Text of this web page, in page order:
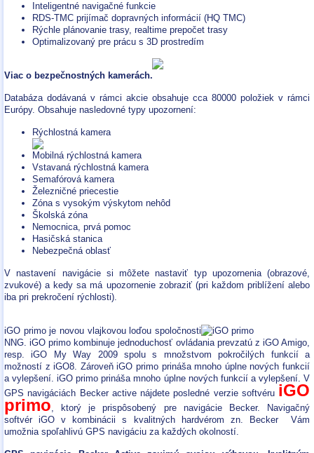
Inteligentné navigačné funkcie
RDS-TMC prijímač dopravných informácií (HQ TMC)
Rýchle plánovanie trasy, realtime prepočet trasy
Optimalizovaný pre prácu s 3D prostredím
Viac o bezpečnostných kamerách.
Databáza dodávaná v rámci akcie obsahuje cca 80000 položiek v rámci
Európy. Obsahuje nasledovné typy upozornení:
Rýchlostná kamera
Mobilná rýchlostná kamera
Vstavaná rýchlostná kamera
Semafórová kamera
Železničné priecestie
Zóna s vysokým výskytom nehôd
Školská zóna
Nemocnica, prvá pomoc
Hasičská stanica
Nebezpečná oblasť
V nastavení navigácie si môžete nastaviť typ upozornenia (obrazové,
zvukové) a kedy sa má upozornenie zobraziť (pri každom priblížení alebo
iba pri prekročení rýchlosti).
iGO primo je novou vlajkovou loďou spoločnosti
NNG. iGO primo kombinuje jednoduchosť ovládania prevzatú z iGO Amigo,
resp. iGO My Way 2009 spolu s množstvom pokročilých funkcií a
možností z iGO8. Zároveň iGO primo prináša mnoho úplne nových funkcií
a vylepšení. iGO primo prináša mnoho úplne nových funkcií a vylepšení. V
GPS navigáciách Becker active nájdete posledné verzie softvéru iGO
primo, ktorý je prispôsobený pre navigácie Becker. Navigačný
softvér iGO v kombinácii s kvalitných hardvérom zn. Becker Vám
umožnia spoľahlivú GPS navigáciu za každých okolností.